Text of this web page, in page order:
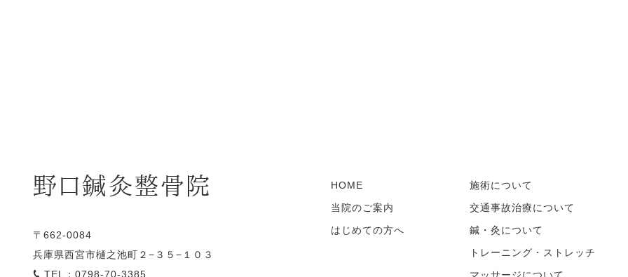
〒662-0084
兵庫県西宮市樋之池町２−３５−１０３
TEL：0798-70-3385
HOME
当院のご案内
はじめての方へ
施術について
交通事故治療について
鍼・灸について
トレーニング・ストレッチ